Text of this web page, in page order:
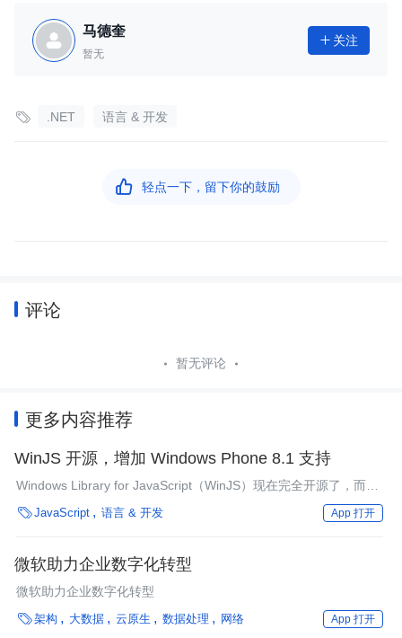
马德奎
暂无
 关注
 .NET 语言 & 开发
 轻点一下，留下你的鼓励
评论
暂无评论
更多内容推荐
WinJS 开源，增加 Windows Phone 8.1 支持
Windows Library for JavaScript（WinJS）现在完全开源了，而且
不再局限于微软平台。伴随此次公告，WinJS 2.1版本增加了
Windows Phone 8.1支持。
JavaScript 语言 & 开发 App 打开
微软助力企业数字化转型
微软助力企业数字化转型
架构 大数据 云原生 数据处理 网络 App 打开